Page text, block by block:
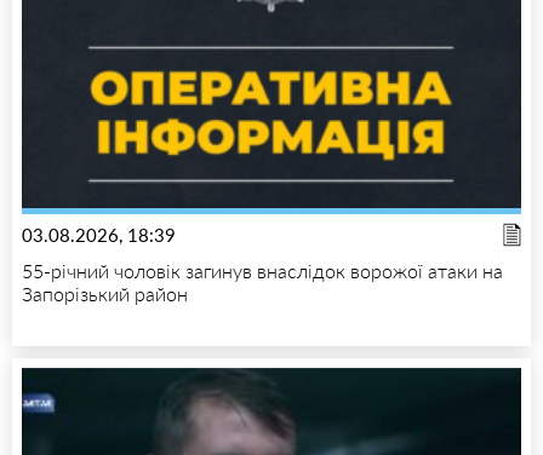
03.08.2026, 18:39
55-річний чоловік загинув внаслідок ворожої атаки на
Запорізький район